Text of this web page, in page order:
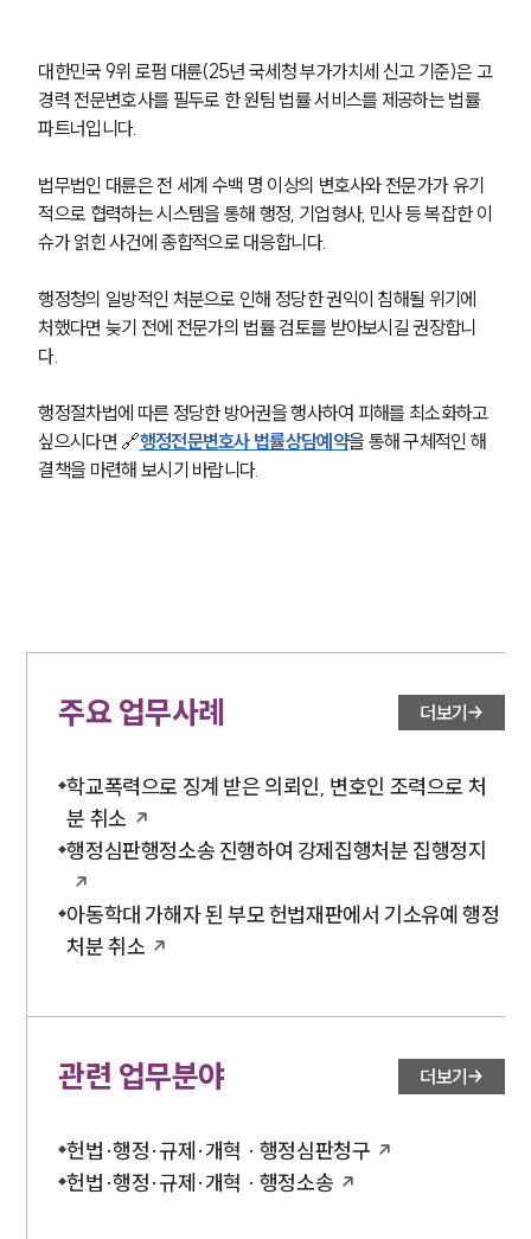
대한민국 9위 로펌 대륜(25년 국세청 부가가치세 신고 기준)은 고
경력 전문변호사를 필두로 한 원팀 법률 서비스를 제공하는 법률
파트너입니다.
법무법인 대륜은 전 세계 수백 명 이상의 변호사와 전문가가 유기
적으로 협력하는 시스템을 통해 행정, 기업형사, 민사 등 복잡한 이
슈가 얽힌 사건에 종합적으로 대응합니다.
행정청의 일방적인 처분으로 인해 정당한 권익이 침해될 위기에
처했다면 늦기 전에 전문가의 법률 검토를 받아보시길 권장합니
다.
행정절차법에 따른 정당한 방어권을 행사하여 피해를 최소화하고
싶으시다면 🔗행정전문변호사 법률상담예약을 통해 구체적인 해
결책을 마련해 보시기 바랍니다.
주요 업무사례 더보기
학교폭력으로 징계 받은 의뢰인, 변호인 조력으로 처
분 취소
행정심판행정소송 진행하여 강제집행처분 집행정지
아동학대 가해자 된 부모 헌법재판에서 기소유예 행정
처분 취소
관련 업무분야 더보기
헌법·행정·규제·개혁 · 행정심판청구
헌법·행정·규제·개혁 · 행정소송